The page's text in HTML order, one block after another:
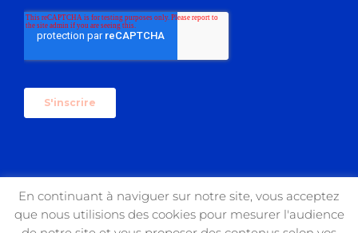
Copyright 2017 USIN'ART | All Rights Reserved
En continuant à naviguer sur notre site, vous acceptez
que nous utilisions des cookies pour mesurer l'audience